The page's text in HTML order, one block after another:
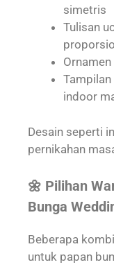
simetris
Tulisan
indoor
Desain seperti
pernikahan
🌼 Pilihan
Bunga
Beberapa
untuk papan